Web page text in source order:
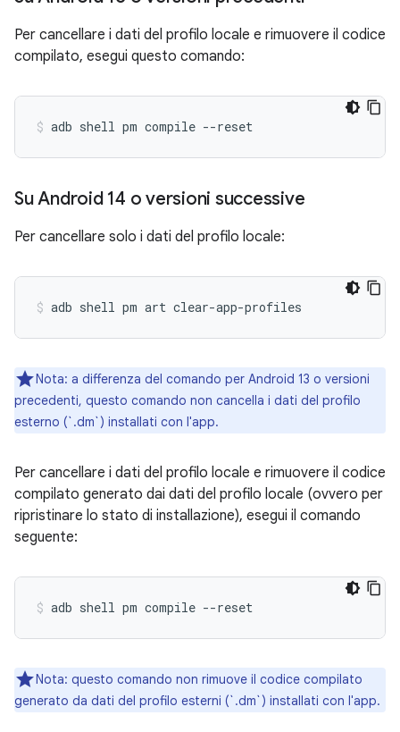
Per cancellare i dati del profilo locale e rimuovere il codice
compilato, esegui questo comando:
adb shell pm compile --reset
Su Android 14 o versioni successive
Per cancellare solo i dati del profilo locale:
adb shell pm art clear-app-profiles
Nota: a differenza del comando per Android 13 o versioni
precedenti, questo comando non cancella i dati del profilo
esterno (`.dm`) installati con l'app.
Per cancellare i dati del profilo locale e rimuovere il codice
compilato generato dai dati del profilo locale (ovvero per
ripristinare lo stato di installazione), esegui il comando
seguente:
adb shell pm compile --reset
Nota: questo comando non rimuove il codice compilato
generato da dati del profilo esterni (`.dm`) installati con l'app.